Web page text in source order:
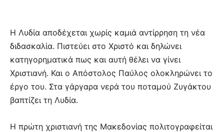
Η Λυδία αποδέχεται χωρίς καμιά αντίρρηση τη νέα
διδασκαλία. Πιστεύει στο Χριστό και δηλώνει
κατηγορηματικά πως και αυτή θέλει να γίνει
Χριστιανή. Και ο Απόστολος Παύλος ολοκληρώνει το
έργο του. Στα γάργαρα νερά του ποταμού Ζυγάκτου
βαπτίζει τη Λυδία.
Η πρώτη χριστιανή της Μακεδονίας πολιτογραφείται